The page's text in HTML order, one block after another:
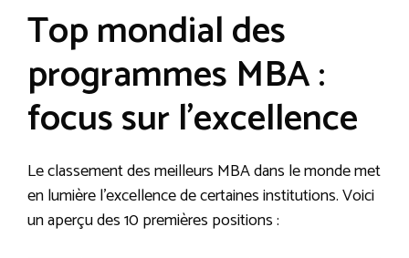
Top mondial des
programmes MBA :
focus sur l’excellence
Le classement des meilleurs MBA dans le monde met
en lumière l’excellence de certaines institutions. Voici
un aperçu des 10 premières positions :